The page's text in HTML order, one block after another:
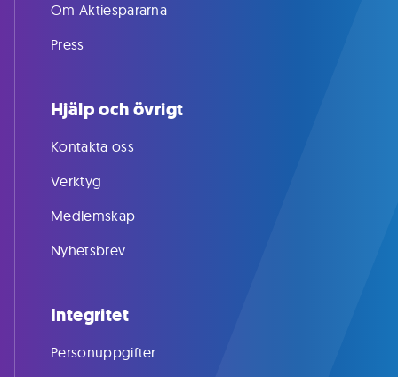
Om Aktiespararna
Press
Hjälp och övrigt
Kontakta oss
Verktyg
Medlemskap
Nyhetsbrev
Integritet
Personuppgifter